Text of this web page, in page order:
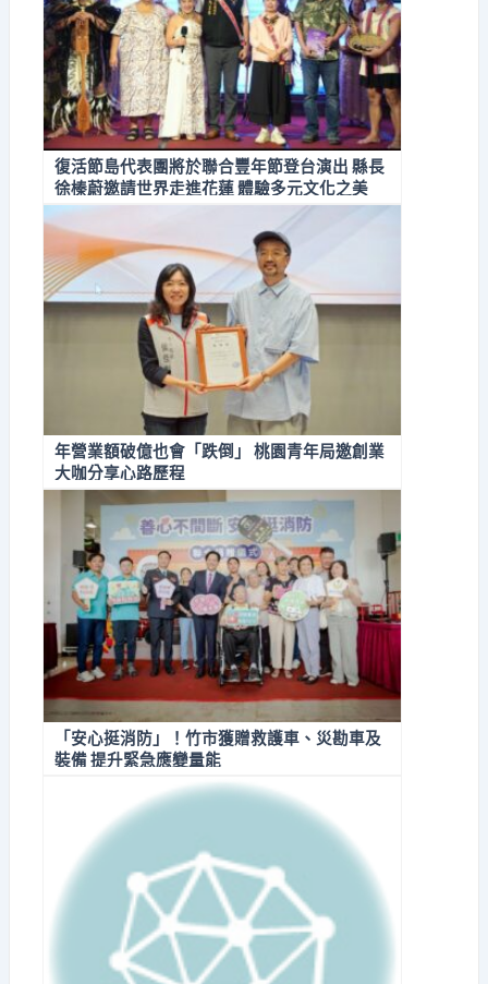
復活節島代表團將於聯合豐年節登台演出 縣長
徐榛蔚邀請世界走進花蓮 體驗多元文化之美
年營業額破億也會「跌倒」 桃園青年局邀創業
大咖分享心路歷程
「安心挺消防」！竹市獲贈救護車、災勘車及
裝備 提升緊急應變量能